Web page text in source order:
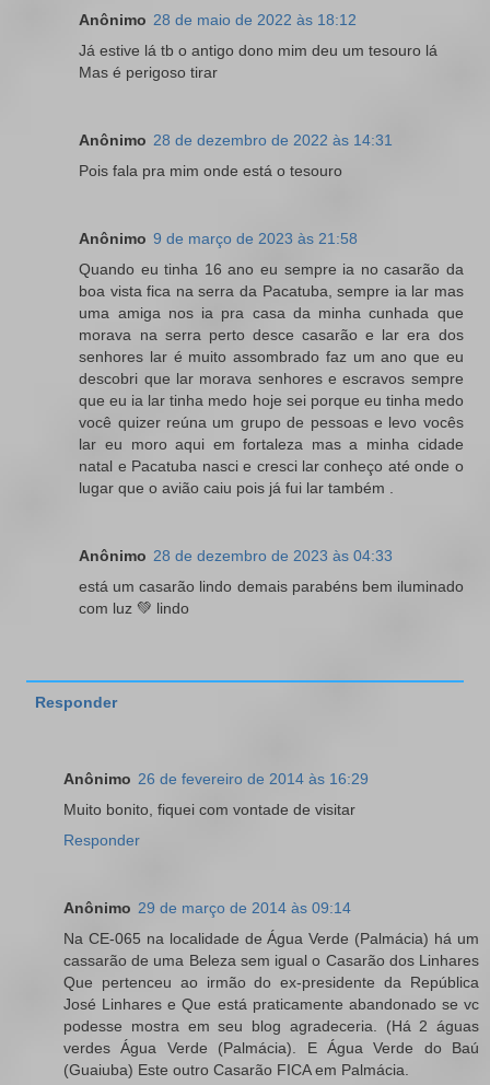
Anônimo 28 de maio de 2022 às 18:12
Já estive lá tb o antigo dono mim deu um tesouro lá
Mas é perigoso tirar
Anônimo 28 de dezembro de 2022 às 14:31
Pois fala pra mim onde está o tesouro
Anônimo 9 de março de 2023 às 21:58
Quando eu tinha 16 ano eu sempre ia no casarão da
boa vista fica na serra da Pacatuba, sempre ia lar mas
uma amiga nos ia pra casa da minha cunhada que
morava na serra perto desce casarão e lar era dos
senhores lar é muito assombrado faz um ano que eu
descobri que lar morava senhores e escravos sempre
que eu ia lar tinha medo hoje sei porque eu tinha medo
você quizer reúna um grupo de pessoas e levo vocês
lar eu moro aqui em fortaleza mas a minha cidade
natal e Pacatuba nasci e cresci lar conheço até onde o
lugar que o avião caiu pois já fui lar também .
Anônimo 28 de dezembro de 2023 às 04:33
está um casarão lindo demais parabéns bem iluminado
com luz 💚 lindo
Responder
Anônimo 26 de fevereiro de 2014 às 16:29
Muito bonito, fiquei com vontade de visitar
Responder
Anônimo 29 de março de 2014 às 09:14
Na CE-065 na localidade de Água Verde (Palmácia) há um
cassarão de uma Beleza sem igual o Casarão dos Linhares
Que pertenceu ao irmão do ex-presidente da República
José Linhares e Que está praticamente abandonado se vc
podesse mostra em seu blog agradeceria. (Há 2 águas
verdes Água Verde (Palmácia). E Água Verde do Baú
(Guaiuba) Este outro Casarão FICA em Palmácia.